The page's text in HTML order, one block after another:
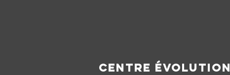
CENTRE ÉVOLUTION